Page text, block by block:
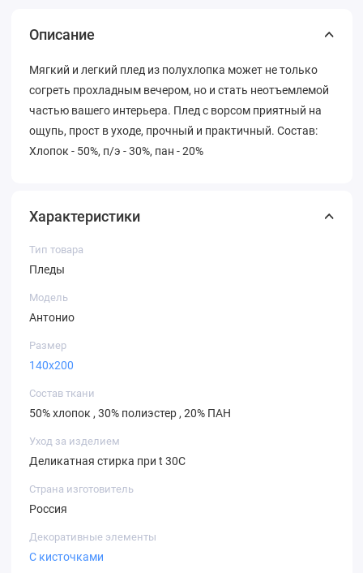
Описание
Мягкий и легкий плед из полухлопка может не только
согреть прохладным вечером, но и стать неотъемлемой
частью вашего интерьера. Плед с ворсом приятный на
ощупь, прост в уходе, прочный и практичный. Состав:
Хлопок - 50%, п/э - 30%, пан - 20%
Характеристики
Тип товара
Пледы
Модель
Антонио
Размер
140х200
Состав ткани
50% хлопок , 30% полиэстер , 20% ПАН
Уход за изделием
Деликатная стирка при t 30С
Страна изготовитель
Россия
Декоративные элементы
С кисточками